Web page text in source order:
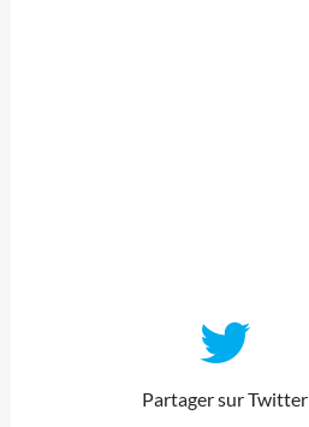
Partager sur Twitter